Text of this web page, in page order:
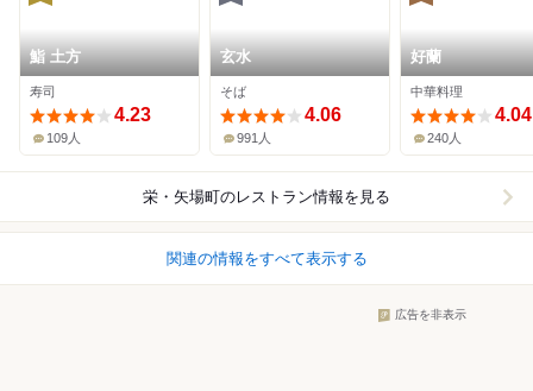
鮨 土方
寿司
4.23
109人
玄水
そば
4.06
991人
好蘭
中華料理
4.04
240人
栄・矢場町のレストラン情報を見る
関連の情報をすべて表示する
広告を非表示